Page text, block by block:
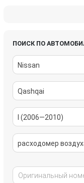
реле накала
ПОИСК ПО
Nissan
Qashqai
I (2006—2010)
расходомер